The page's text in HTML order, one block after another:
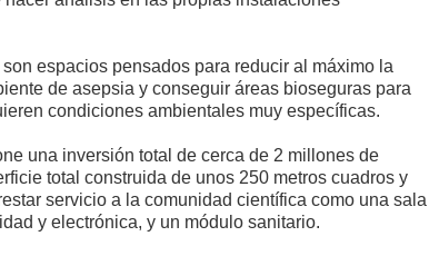
espacios pensados para reducir al máximo la
de asepsia y conseguir áreas bioseguras para
condiciones ambientales muy específicas.
una inversión total de cerca de 2 millones de
total construida de unos 250 metros cuadros y
servicio a la comunidad científica como una sala
y electrónica, y un módulo sanitario.